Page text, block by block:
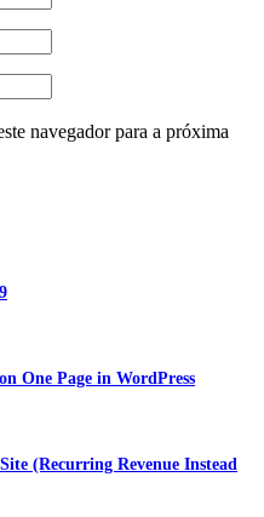
navegador para a próxima
One Page in WordPress
(Recurring Revenue Instead